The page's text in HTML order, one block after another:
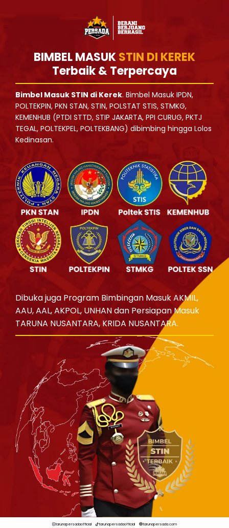
BIMBEL MASUKSTIN DI KEREK
Terbaik & Terpercaya
Bimbel Masuk STIN di Kerek. Bimbel Masuk IPDN,
POLTEKPIN, PKN STAN, STIN, POLSTAT STIS, STMKG,
KEMENHUB (PTDI STTD, STIP JAKARTA, PPI CURUG, PKTJ
TEGAL, POLTEKPEL, POLTEKBANG) dibimbing hingga Lolos
Kedinasan.
Dibuka juga Program Bimbingan Masuk AKMIL,
AAU, AAL, AKPOL, UNHAN dan Persiapan Masuk
TARUNA NUSANTARA, KRIDA NUSANTARA.
tarunapersadaofficial tarunapersadaofficial tarunapersada.com